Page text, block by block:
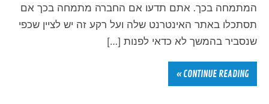
המתמחה בכך. אתם תדעו אם החברה מתמחה בכך אם
תסתכלו באתר האינטרנט שלה ועל רקע זה יש לציין שכפי
שנסביר בהמשך לא כדאי לפנות […]
CONTINUE READING »